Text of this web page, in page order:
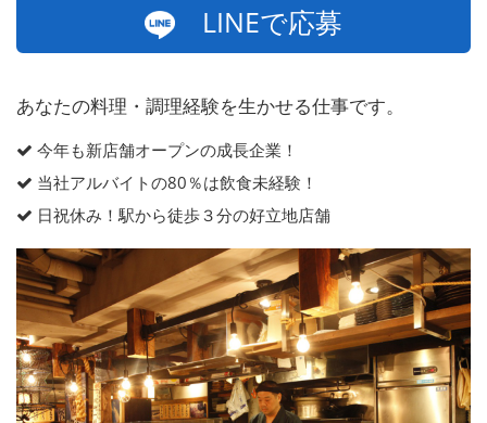
LINEで応募
あなたの料理・調理経験を生かせる仕事です。
今年も新店舗オープンの成長企業！
当社アルバイトの80％は飲食未経験！
日祝休み！駅から徒歩３分の好立地店舗